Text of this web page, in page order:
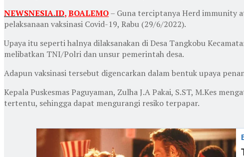
NEWSNESIA.ID,BOALEMO– Guna terciptanya Herd immunity
pelaksanaan vaksinasi Covid-19, Rabu (29/6/2022).
Upaya itu seperti halnya dilaksanakan di Desa Tangkobu
melibatkan TNI/Polri dan unsur pemerintah desa.
Adapun vaksinasi tersebut digencarkan dalam bentuk upaya
Kepala Puskesmas Paguyaman, Zulha J.A Pakai, S.ST, M.Kes
tertentu, sehingga dapat mengurangi resiko terpapar.